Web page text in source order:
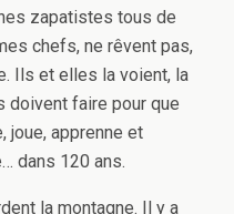
zapatistes tous de
chefs, ne rêvent pas,
Ils et elles la voient, la
doivent faire pour que
joue, apprenne et
dans 120 ans.
la montagne. Il y a